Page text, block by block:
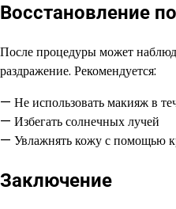
Восстановление
После процедуры может
раздражение. Рекомендуется:
— Не использовать макияж в
— Избегать солнечных лучей
— Увлажнять кожу с помощью
Заключение